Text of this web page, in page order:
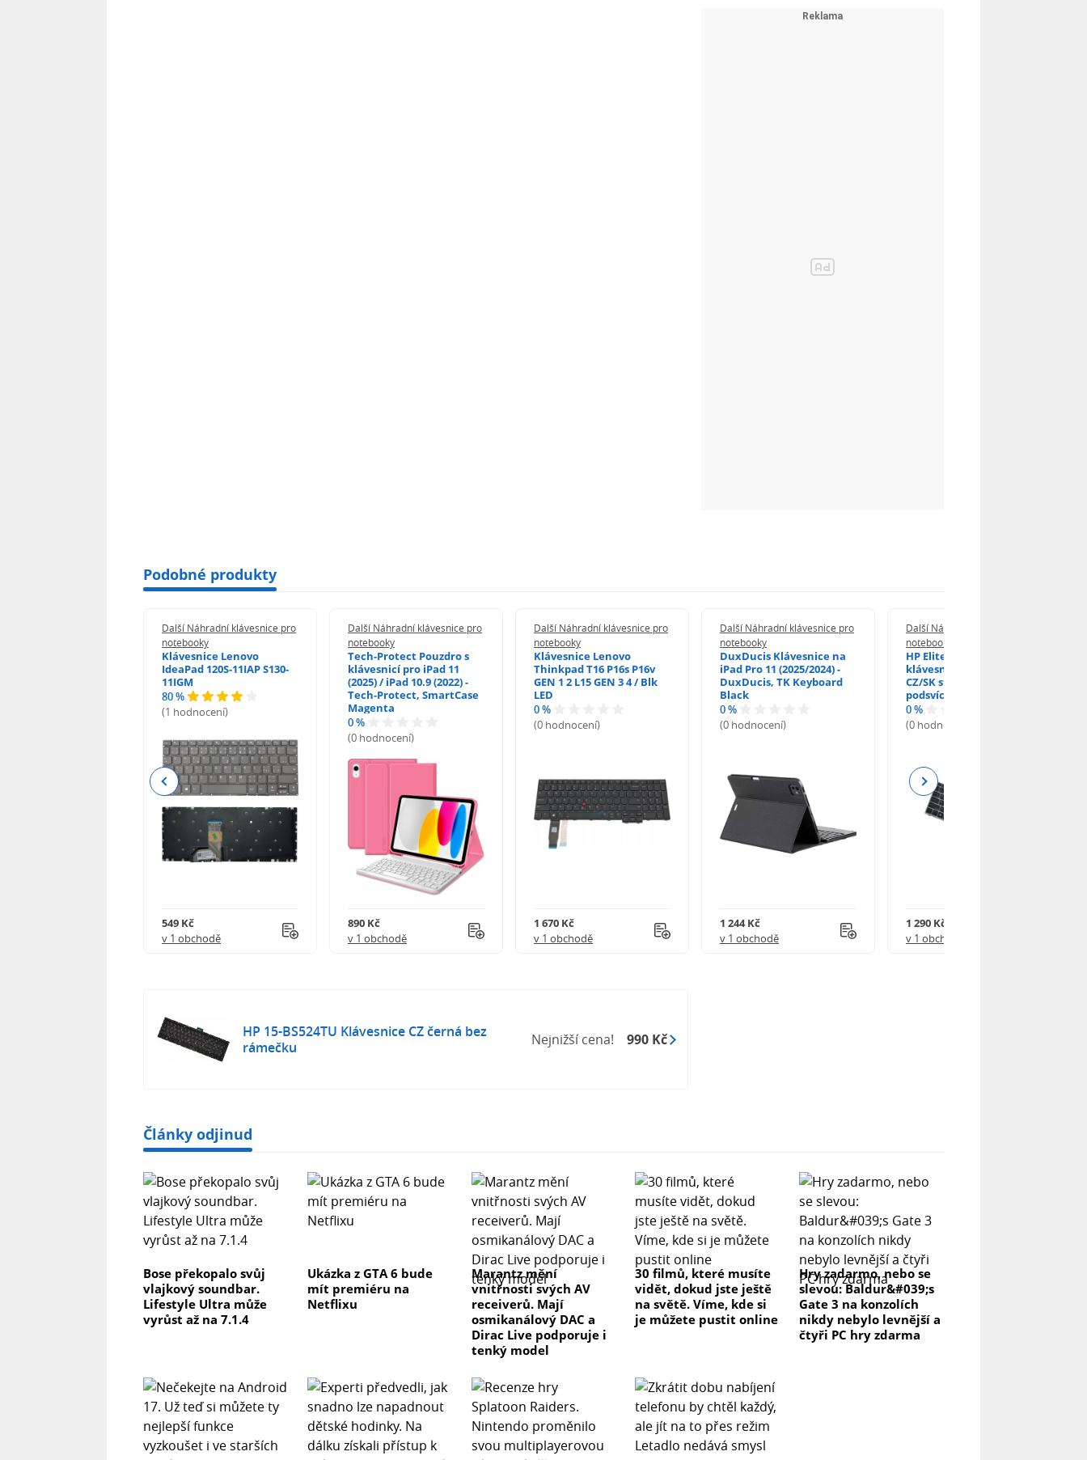
Podobné produkty
Další Náhradní klávesnice pro
notebooky
Klávesnice Lenovo
IdeaPad 120S-11IAP S130-
11IGM
80 %
(1 hodnocení)
549 Kč
v 1 obchodě
Další Náhradní klávesnice pro
notebooky
Tech-Protect Pouzdro s
klávesnicí pro iPad 11
(2025) / iPad 10.9 (2022) -
Tech-Protect, SmartCase
Magenta
0 %
(0 hodnocení)
890 Kč
v 1 obchodě
Další Náhradní klávesnice pro
notebooky
Klávesnice Lenovo
Thinkpad T16 P16s P16v
GEN 1 2 L15 GEN 3 4 / Blk
LED
0 %
(0 hodnocení)
1 670 Kč
v 1 obchodě
Další Náhradní klávesnice pro
notebooky
DuxDucis Klávesnice na
iPad Pro 11 (2025/2024) -
DuxDucis, TK Keyboard
Black
0 %
(0 hodnocení)
1 244 Kč
v 1 obchodě
Další Náhradní klávesnice pro
notebooky
HP EliteBook 840 G6
klávesnice na notebook
CZ/SK stříbrný rámeček,
podsvícená, Trackpoint
0 %
(0 hodnocení)
1 290 Kč
v 1 obchodě
Previous Next
HP 15-BS524TU Klávesnice CZ černá bez
rámečku
Nejnižší cena! 990 Kč
Články odjinud
Bose překopalo svůj
vlajkový soundbar.
Lifestyle Ultra může
vyrůst až na 7.1.4
Ukázka z GTA 6 bude
mít premiéru na
Netflixu
Marantz mění
vnitřnosti svých AV
receiverů. Mají
osmikanálový DAC a
Dirac Live podporuje i
tenký model
30 filmů, které musíte
vidět, dokud jste ještě
na světě. Víme, kde si
je můžete pustit online
Hry zadarmo, nebo se
slevou: Baldur&#039;s
Gate 3 na konzolích
nikdy nebylo levnější a
čtyři PC hry zdarma